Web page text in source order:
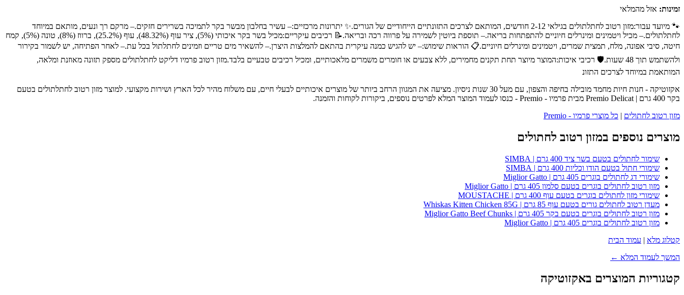
זמינות: אזל מהמלאי
🐾 מיועד עבור:מזון רטוב לחתלתולים בגילאי 2-12 חודשים, המותאם לצרכים התזונתיים הייחודיים של הגורים.✨ יתרונות מרכזיים:– עשיר בחלבון מבשר בקר לתמיכה בשרירים חזקים.– מרקם רך ונעים, מותאם במיוחד
לחתלתולים.– מכיל ויטמינים ומינרלים חיוניים להתפתחות בריאה.– תוספת ביוטין לשמירה על פרווה רכה ובריאה.📝 רכיבים עיקריים:מכיל בשר בקר איכותי (5%), ציר עוף (48.32%), עוף (25.2%), ברווז (8%), טונה (5%), קמח
חיטה, סיבי אפונה, מלח, תמצית שמרים, ויטמינים ומינרלים חיוניים.📋 הוראות שימוש:– יש להגיש כמנה עיקרית בהתאם להמלצות היצרן.– להשאיר מים טריים וזמינים לחתלתול בכל עת.– לאחר הפתיחה, יש לשמור בקירור
ולהשתמש תוך 48 שעות.🛡️ רכיבי איכות:המוצר מיוצר תחת תקנים מחמירים, ללא צבעים או חומרים משמרים מלאכותיים, ומכיל רכיבים טבעיים בלבד.מזון רטוב פרמיו דליקט לחתלתולים מספק תזונה מאוזנת ומלאה,
המותאמת במיוחד לצרכים התזונ
אקזוטיקה - חנות חיות מחמד מובילה בחיפה והצפון, עם מעל 30 שנות ניסיון. מציעה את המגוון הרחב ביותר של מוצרים איכותיים לבעלי חיים, עם משלוח מהיר לכל הארץ ושירות מקצועי. למוצר מזון רטוב לחתלתולים בטעם
בקר 400 גרם | Premio Delicat מבית פרמיו - Premio - כנסו לעמוד המוצר המלא לפרטים נוספים, ביקורות לקוחות והזמנה.
מזון רטוב לחתולים | כל מוצרי פרמיו - Premio
מוצרים נוספים במזון רטוב לחתולים
שימור לחתולים בטעם בשר ציד 400 גרם | SIMBA
שימורי חתול בטעם הודו וכליות 400 גרם | SIMBA
שימורי דג לחתולים בוגרים 405 גרם | Miglior Gatto
מזון רטוב לחתולים בוגרים בטעם סלמון 405 גרם | Miglior Gatto
שימורי מזון לחתולים בוגרים בטעם עוף 400 גרם | MOUSTACHE
מעדן רטוב לחתולים גורים בטעם עוף 85 גרם | Whiskas Kitten Chicken 85G
מזון רטוב לחתולים בוגרים בטעם בקר 405 גרם | Miglior Gatto Beef Chunks
מזון רטוב לחתולים בוגרים 405 גרם | Miglior Gatto
קטלוג מלא | עמוד הבית
המשך לעמוד המלא ←
קטגוריות המוצרים באקזוטיקה